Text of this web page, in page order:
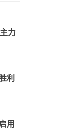
力
利
用